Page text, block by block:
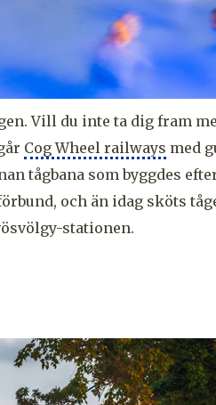
Vill du inte ta dig fram
Cog Wheel railways med
tågbana som byggdes
och än idag sköts
-stationen.